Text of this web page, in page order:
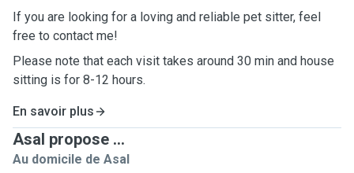
If you are looking for a loving and reliable pet sitter, feel
free to contact me!
Please note that each visit takes around 30 min and house
sitting is for 8-12 hours.
En savoir plus
Asal propose ...
Au domicile de Asal